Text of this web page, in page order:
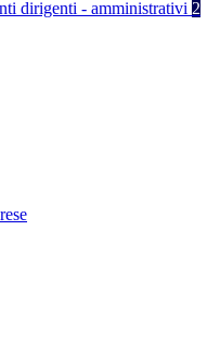
dirigenti - amministrativi 2